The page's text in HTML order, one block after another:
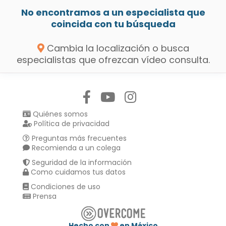
No encontramos a un especialista que
coincida con tu búsqueda
Cambia la localización o busca
especialistas que ofrezcan vídeo consulta.
Quiénes somos
Política de privacidad
Preguntas más frecuentes
Recomienda a un colega
Seguridad de la información
Como cuidamos tus datos
Condiciones de uso
Prensa